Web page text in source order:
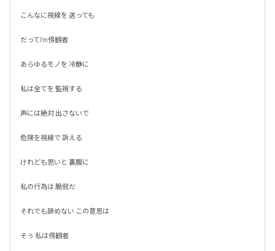
こんなに視線を 送っても
だってI'm傍観者
あらゆるモノを 冷静に
私は全てを 監視する
声には絶対 出さないで
危険を視線で 訴える
けれども思いと 裏腹に
私の行為は 脆弱だ
それでも辞めない この意思は
そぅ 私は傍観者